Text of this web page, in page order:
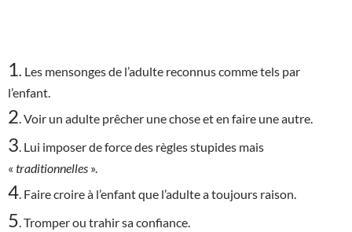
1
Les mensonges de l’adulte reconnus comme tels par
l’enfant.
2 . Voir un adulte prêcher une chose et en faire une autre.
3 . Lui imposer de force des règles stupides mais
« traditionnelles ».
4 . Faire croire à l’enfant que l’adulte a toujours raison.
5 . Tromper ou trahir sa confiance.